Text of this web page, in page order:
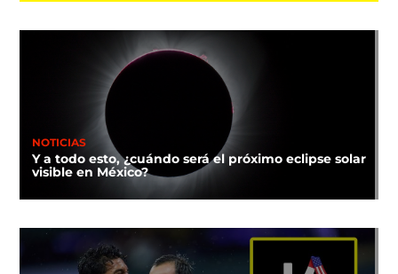
NOTICIAS
Y a todo esto, ¿cuándo será el próximo eclipse solar
visible en México?